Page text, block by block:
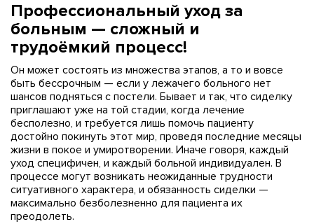
Профессиональный уход за
больным — сложный и
трудоёмкий процесс!
Он может состоять из множества этапов, а то и вовсе
быть бессрочным — если у лежачего больного нет
шансов подняться с постели. Бывает и так, что сиделку
приглашают уже на той стадии, когда лечение
бесполезно, и требуется лишь помочь пациенту
достойно покинуть этот мир, проведя последние месяцы
жизни в покое и умиротворении. Иначе говоря, каждый
уход специфичен, и каждый больной индивидуален. В
процессе могут возникать неожиданные трудности
ситуативного характера, и обязанность сиделки —
максимально безболезненно для пациента их
преодолеть.